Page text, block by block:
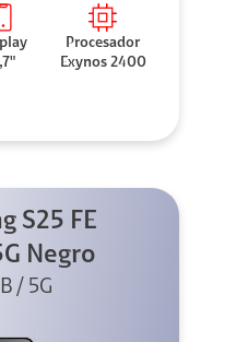
Procesador
Exynos 2400
S25 FE
Negro
/ 5G